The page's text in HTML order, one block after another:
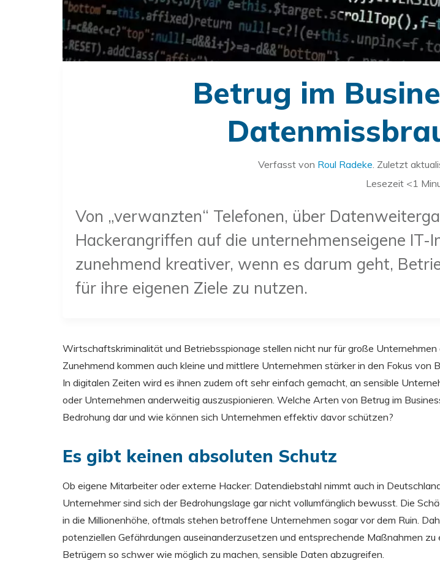
Betrug im
Verfasst von Roul Radeke. Zuletzt
Lesezeit <1
Von „verwanzten“ Telefonen, über
Hackerangriffen auf die unternehmenseigene
zunehmend kreativer, wenn es darum geht,
für ihre eigenen Ziele zu nutzen.
Wirtschaftskriminalität und Betriebsspionage stellen nicht nur für große Unternehmen
Zunehmend kommen auch kleine und mittlere Unternehmen stärker in den Fokus von
In digitalen Zeiten wird es ihnen zudem oft sehr einfach gemacht, an sensible
oder Unternehmen anderweitig auszuspionieren. Welche Arten von Betrug im
Bedrohung dar und wie können sich Unternehmen effektiv davor schützen?
Es gibt keinen absoluten Schutz
Ob eigene Mitarbeiter oder externe Hacker: Datendiebstahl nimmt auch in
Unternehmer sind sich der Bedrohungslage gar nicht vollumfänglich bewusst. Die
in die Millionenhöhe, oftmals stehen betroffene Unternehmen sogar vor dem Ruin.
potenziellen Gefährdungen auseinanderzusetzen und entsprechende Maßnahmen zu
Betrügern so schwer wie möglich zu machen, sensible Daten abzugreifen.